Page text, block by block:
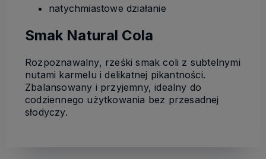
natychmiastowe działanie
Smak Natural Cola
Rozpoznawalny, rześki smak coli z subtelnymi
nutami karmelu i delikatnej pikantności.
Zbalansowany i przyjemny, idealny do
codziennego użytkowania bez przesadnej
słodyczy.